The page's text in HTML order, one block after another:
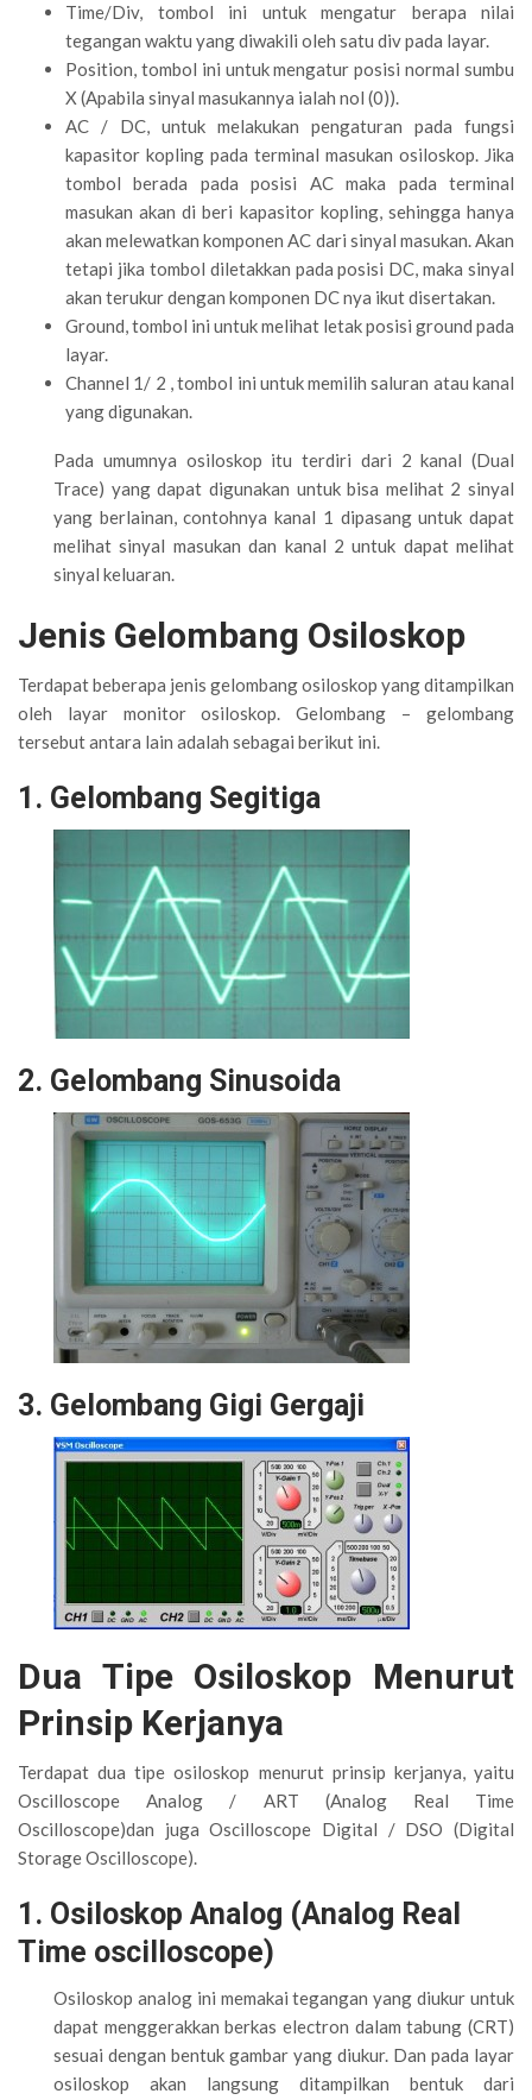
Time/Div, tombol ini untuk mengatur berapa nilai
tegangan waktu yang diwakili oleh satu div pada layar.
Position, tombol ini untuk mengatur posisi normal sumbu
X (Apabila sinyal masukannya ialah nol (0)).
AC / DC, untuk melakukan pengaturan pada fungsi
kapasitor kopling pada terminal masukan osiloskop. Jika
tombol berada pada posisi AC maka pada terminal
masukan akan di beri kapasitor kopling, sehingga hanya
akan melewatkan komponen AC dari sinyal masukan. Akan
tetapi jika tombol diletakkan pada posisi DC, maka sinyal
akan terukur dengan komponen DC nya ikut disertakan.
Ground, tombol ini untuk melihat letak posisi ground pada
layar.
Channel 1/ 2 , tombol ini untuk memilih saluran atau kanal
yang digunakan.
Pada umumnya osiloskop itu terdiri dari 2 kanal (Dual
Trace) yang dapat digunakan untuk bisa melihat 2 sinyal
yang berlainan, contohnya kanal 1 dipasang untuk dapat
melihat sinyal masukan dan kanal 2 untuk dapat melihat
sinyal keluaran.
Jenis Gelombang Osiloskop
Terdapat beberapa jenis gelombang osiloskop yang ditampilkan
oleh layar monitor osiloskop. Gelombang – gelombang
tersebut antara lain adalah sebagai berikut ini.
1. Gelombang Segitiga
2. Gelombang Sinusoida
3. Gelombang Gigi Gergaji
Dua Tipe Osiloskop Menurut
Prinsip Kerjanya
Terdapat dua tipe osiloskop menurut prinsip kerjanya, yaitu
Oscilloscope Analog / ART (Analog Real Time
Oscilloscope)dan juga Oscilloscope Digital / DSO (Digital
Storage Oscilloscope).
1. Osiloskop Analog (Analog Real
Time oscilloscope)
Osiloskop analog ini memakai tegangan yang diukur untuk
dapat menggerakkan berkas electron dalam tabung (CRT)
sesuai dengan bentuk gambar yang diukur. Dan pada layar
osiloskop akan langsung ditampilkan bentuk dari